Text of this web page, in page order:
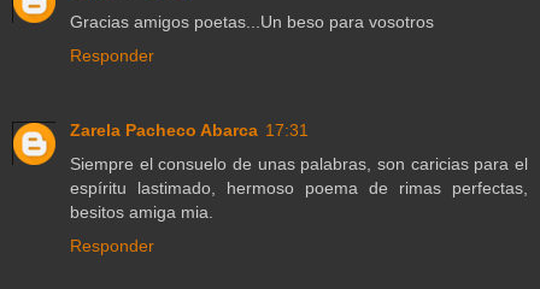
Gracias amigos poetas...Un beso para vosotros
Responder
Zarela Pacheco Abarca 17:31
Siempre el consuelo de unas palabras, son caricias para el
espíritu lastimado, hermoso poema de rimas perfectas,
besitos amiga mia.
Responder